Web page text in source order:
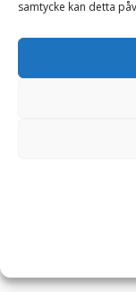
samtycke kan detta
Det finns inga
Bli först
Din e-postadress